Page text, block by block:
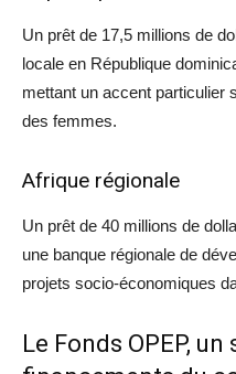
Un prêt de 17,5 millions de
locale en République
mettant un accent particulier
des femmes.
Afrique régionale
Un prêt de 40 millions de
une banque régionale de
projets socio-économiques
Le Fonds OPEP,